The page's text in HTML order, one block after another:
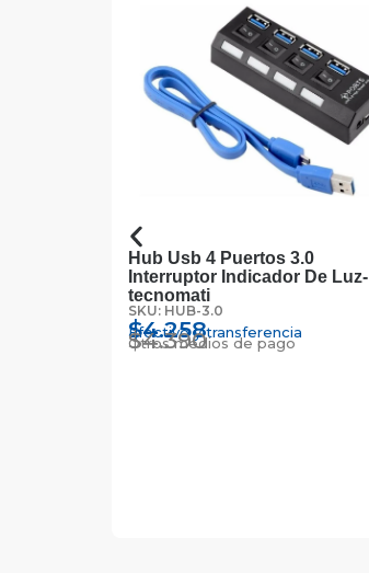
Hub Usb 4 Puertos 3.0
Interruptor Indicador De Luz-
tecnomati
SKU: HUB-3.0
$4.258
Efectivo y transferencia
$4.390
Otros medios de pago